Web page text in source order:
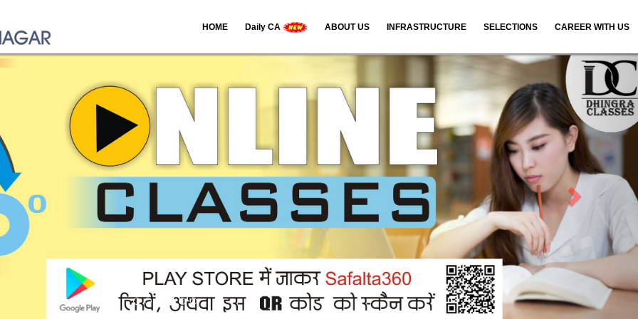
N
t
CAREER WITH US
SELECTIONS
INFRASTRUCTURE
ABOUT US
Daily CA
HOME